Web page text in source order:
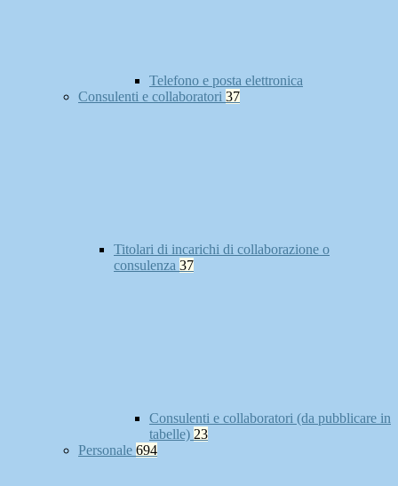
Telefono e posta elettronica
Consulenti e collaboratori 37
Titolari di incarichi di collaborazione o
consulenza 37
Consulenti e collaboratori (da pubblicare in
tabelle) 23
Personale 694